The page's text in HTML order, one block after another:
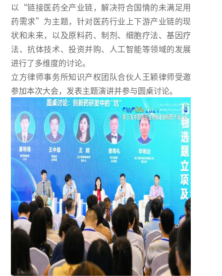
以“链接医药全产业链，解决符合国情的未满足用
药需求”为主题，针对医药行业上下游产业链的现
状和未来，以及原料药、制剂、细胞疗法、基因疗
法、抗体技术、投资并购、人工智能等领域的发展
进行了多维度的讨论。
立方律师事务所知识产权团队合伙人王颖律师受邀
参加本次大会，发表主题演讲并参与圆桌讨论。